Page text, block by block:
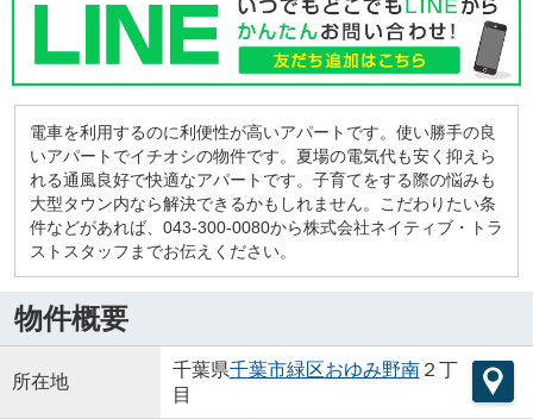
電車を利用するのに利便性が高いアパートです。使い勝手の良
いアパートでイチオシの物件です。夏場の電気代も安く抑えら
れる通風良好で快適なアパートです。子育てをする際の悩みも
大型タウン内なら解決できるかもしれません。こだわりたい条
件などがあれば、043-300-0080から株式会社ネイティブ・トラ
ストスタッフまでお伝えください。
物件概要
所在地
千葉県千葉市緑区おゆみ野南２丁
目